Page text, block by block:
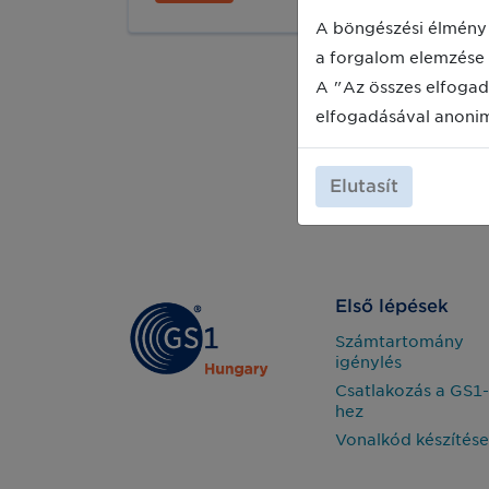
Magyarország legaktuálisabb
tevékenységeiről, a
szabványalkalmazók érdeklődésére
számot tartó projektekről adunk hírt,
valamint a gyakorlati
szabványalkalmazást is segítjük
sikeres és érdekes példákkal.
Első lépések
Számtartomány
igénylés
Csatlakozás a GS1-
hez
Vonalkód készítése
A böngészési
a forgalom
A "Az összes
elfogadásával
Elutasít